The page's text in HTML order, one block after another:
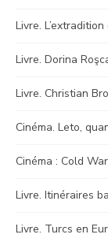
Livre.
Livre. Dorina
Livre. Christian
Cinéma. Leto,
Cinéma : Cold
Livre. Itinéraires
Livre. Turcs en